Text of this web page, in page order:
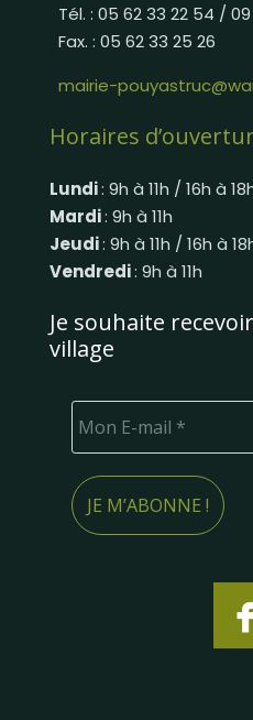
Tél. : 05 62 33 22 54 /
Fax. : 05 62 33 25 26
mairie-
Horaires
Lundi: 9h à 11h / 16h à
Mardi: 9h à 11h
Jeudi: 9h à 11h / 16h à
Vendredi: 9h à 11h
Je souhaite
village